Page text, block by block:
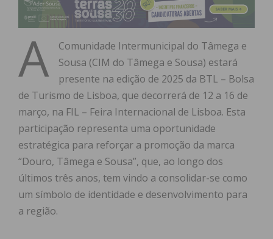
A
Comunidade Intermunicipal do Tâmega e
Sousa (CIM do Tâmega e Sousa) estará
presente na edição de 2025 da BTL – Bolsa
de Turismo de Lisboa, que decorrerá de 12 a 16 de
março, na FIL – Feira Internacional de Lisboa. Esta
participação representa uma oportunidade
estratégica para reforçar a promoção da marca
“Douro, Tâmega e Sousa”, que, ao longo dos
últimos três anos, tem vindo a consolidar-se como
um símbolo de identidade e desenvolvimento para
a região.